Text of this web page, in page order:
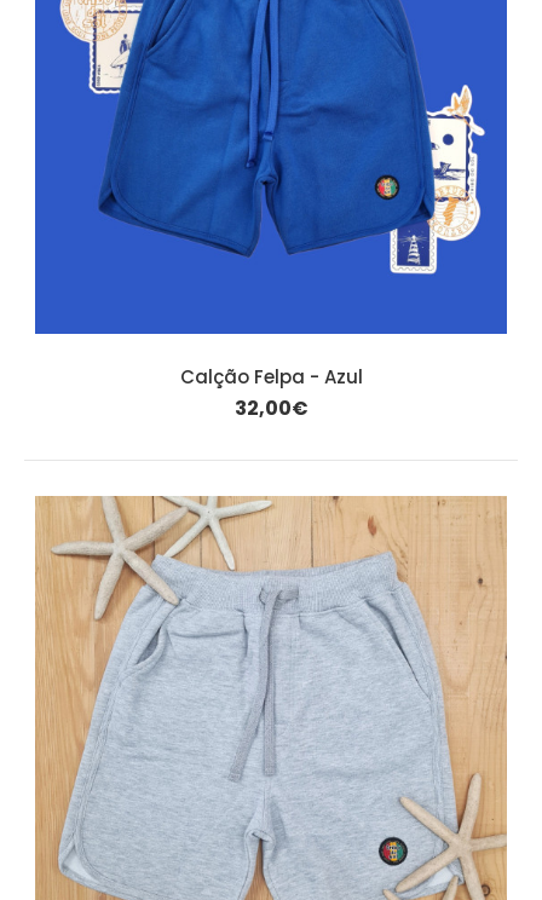
Calção Felpa - Azul
32,00€